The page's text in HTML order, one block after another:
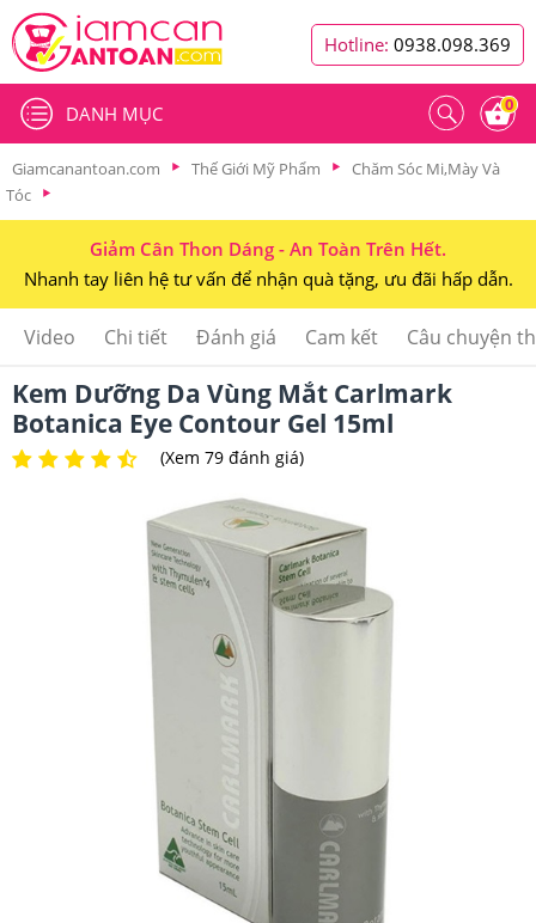
Hotline: 0938.098.369
0
DANH MỤC
Giamcanantoan.com Thế Giới Mỹ Phẩm
Chăm Sóc Mi,Mày Và
Tóc
Giảm Cân Thon Dáng - An Toàn Trên Hết.
Nhanh tay liên hệ tư vấn để nhận quà tặng, ưu đãi hấp dẫn.
Video Chi tiết Đánh giá Cam kết Câu chuyện
Kem Dưỡng Da Vùng Mắt Carlmark
Botanica Eye Contour Gel 15ml
(Xem 79 đánh giá)